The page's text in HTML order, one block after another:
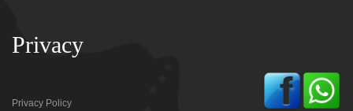
Privacy
Privacy Policy